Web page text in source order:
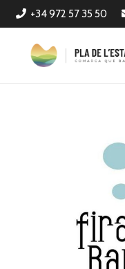
+34 972 57 35 50